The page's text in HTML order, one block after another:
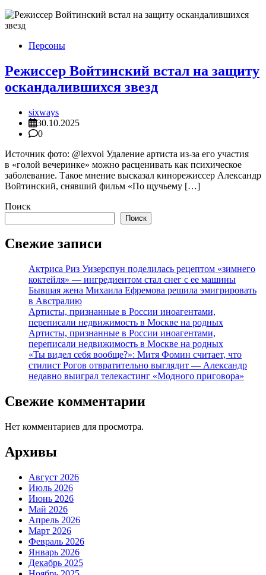
Персоны
Режиссер Войтинский встал на защиту
оскандалившихся звезд
sixways
30.10.2025
0
Источник фото: @lexvoi Удаление артиста из-за его участия
в «голой вечеринке» можно расценивать как психическое
заболевание. Такое мнение высказал кинорежиссер Александр
Войтинский, снявший фильм «По щучьему […]
Поиск
Поиск
Свежие записи
Актриса Риз Уизерспун поделилась рецептом «зимнего
коктейля» — ингредиентом стал снег с ее машины
Бывшая жена Михаила Ефремова решила эмигрировать
в Австралию
Артисты, признанные в России иноагентами,
переписали недвижимость в Москве на родных
Артисты, признанные в России иноагентами,
переписали недвижимость в Москве на родных
«Ты видел себя вообще?»: Митя Фомин считает, что
стилист Рогов отвратительно выглядит — Александр
недавно выиграл телекастинг «Модного приговора»
Свежие комментарии
Нет комментариев для просмотра.
Архивы
Август 2026
Июль 2026
Июнь 2026
Май 2026
Апрель 2026
Март 2026
Февраль 2026
Январь 2026
Декабрь 2025